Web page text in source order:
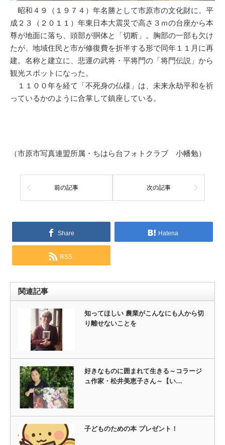
昭和４９（１９７４）年名勝として市原市の文化財に。平
成２３（２０１１）年東日本大震災で高さ３ｍの台座から本
尊が地面に落ち、頭部が胴体と「切断」。胸部の一部も欠け
たが、地域住民と市が修復費を折半する形で同年１１月に再
建。名称と建立に、悲運の武将・平将門の「将門伝説」から
観光スポットになった。
１１００年を経て「不死身の仏様」は、未来永劫平和を祈
っているかのように合掌して鎮座している。
（市原市写真連盟所属・ちはら台フォトクラブ 小幡勉）
前の記事 次の記事
Share Hatena
RSS
関連記事
知ってほしい 農業がこんなにも人から切
り離せないことを
好きなものに囲まれて生きる～コラージ
ュ作家・松井美恵子さん～【い…
子どものための本 プレゼント！